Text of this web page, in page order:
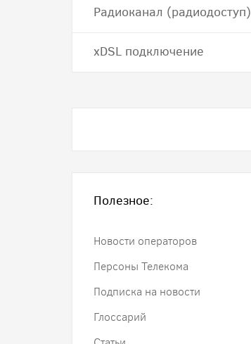
Радиоканал (радиодоступ)
хDSL подключение
Полезное:
Новости операторов
Персоны Телекома
Подписка на новости
Глоссарий